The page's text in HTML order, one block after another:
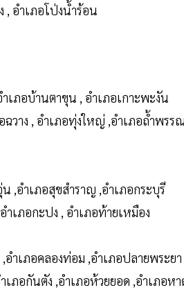
, อำเภอโป่งน้ำร้อน
เภอบ้านตาขุน , อำเภอเกาะพะงัน
วาง , อำเภอทุ่งใหญ่ ,อำเภอถ้ำพรร
,อำเภอสุขสำราญ ,อำเภอกระบุรี
ำเภอกะปง , อำเภอท้ายเหมือง
ำเภอคลองท่อม ,อำเภอปลายพระย
เภอกันตัง ,อำเภอห้วยยอด ,อำเภอห